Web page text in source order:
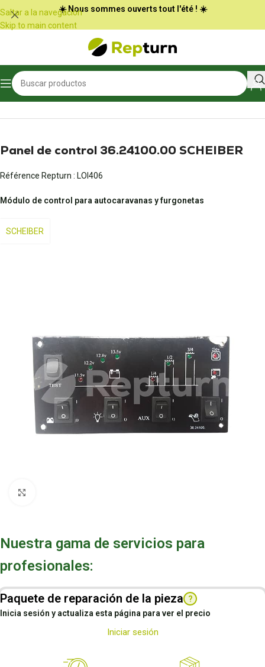
Panel de gestión de cookies
Saltar a la navegación
Skip to main content
☀️ Nous sommes ouverts tout l'été ! ☀️
Inicio/Autocaravanas y furgonetas
Panel de control 36.24100.00 SCHEIBER
Référence Repturn : LOI406
Módulo de control para autocaravanas y furgonetas
SCHEIBER
Nuestra gama de servicios para
profesionales:
Paquete de reparación de la pieza ?
Inicia sesión y actualiza esta página para ver el precio
Iniciar sesión